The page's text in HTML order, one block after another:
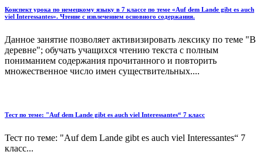
Конспект урока по немецкому языку в 7 классе по теме «Auf dem Lande gibt es auch
viel Interessantes». Чтение с извлечением основного содержания.
Данное занятие позволяет активизировать лексику по теме "В
деревне"; обучать учащихся чтению текста с полным
пониманием содержания прочитанного и повторить
множественное число имен существительных....
Тест по теме: "Auf dem Lande gibt es auch viel Interessantes“ 7 класс
Тест по теме: "Auf dem Lande gibt es auch viel Interessantes“ 7
класс...